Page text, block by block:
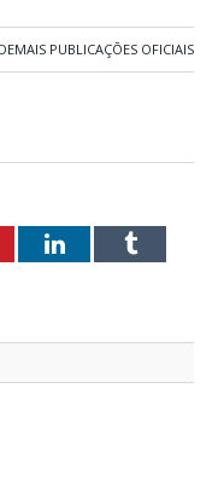
DEMAIS PUBLICAÇÕES OFICIAIS
LinkedInTumblr